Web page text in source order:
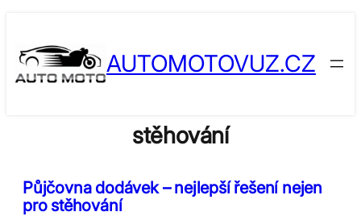
content
AUTOMOTOVUZ.CZ
stěhování
Půjčovna dodávek – nejlepší řešení nejen
pro stěhování